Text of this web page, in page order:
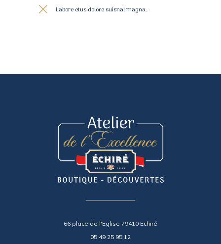
Labore etus dolore suisnal magna.
66 place de l'Eglise 79410 Echiré
05 49 25 95 12